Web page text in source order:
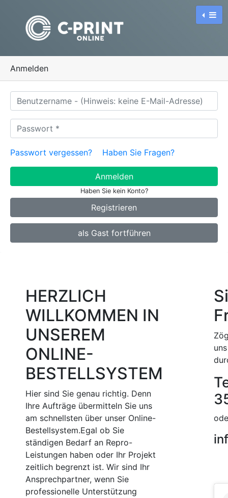
Anmelden
Passwort vergessen? Haben Sie Fragen?
Haben Sie kein Konto?
Registrieren
als Gast fortführen
HERZLICH
WILLKOMMEN IN
UNSEREM
ONLINE-
BESTELLSYSTEM
Hier sind Sie genau richtig. Denn
Ihre Aufträge übermitteln Sie uns
am schnellsten über unser Online-
Bestellsystem.Egal ob Sie
ständigen Bedarf an Repro-
Leistungen haben oder Ihr Projekt
zeitlich begrenzt ist. Wir sind Ihr
Ansprechpartner, wenn Sie
professionelle Unterstützung